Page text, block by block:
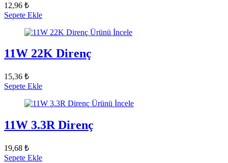
12,96 ₺
Sepete Ekle
Ürünü İncele
11W 22K Direnç
15,36 ₺
Sepete Ekle
Ürünü İncele
11W 3.3R Direnç
19,68 ₺
Sepete Ekle